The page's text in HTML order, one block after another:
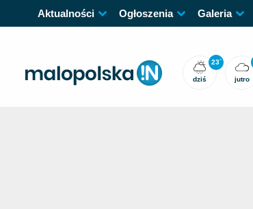
Aktualności Ogłoszenia Galeria
23°
dziś jutro